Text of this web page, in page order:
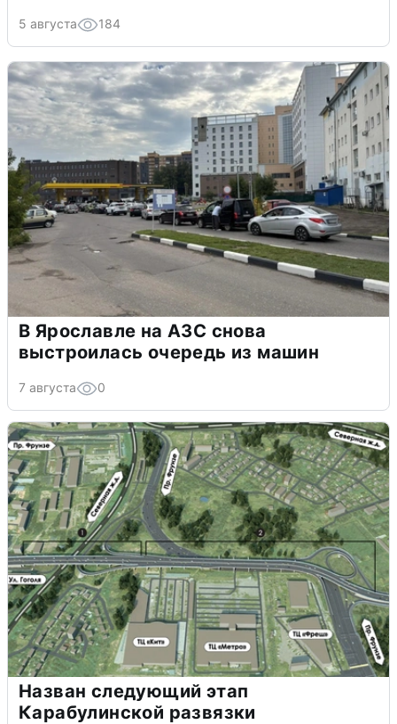
5 августа 184
В Ярославле на АЗС снова
выстроилась очередь из машин
7 августа 0
Назван следующий этап
Карабулинской развязки